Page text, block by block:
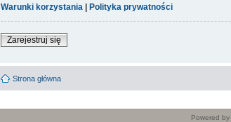
Warunki korzystania | Polityka prywatności
Zarejestruj się
Strona główna
Powered by